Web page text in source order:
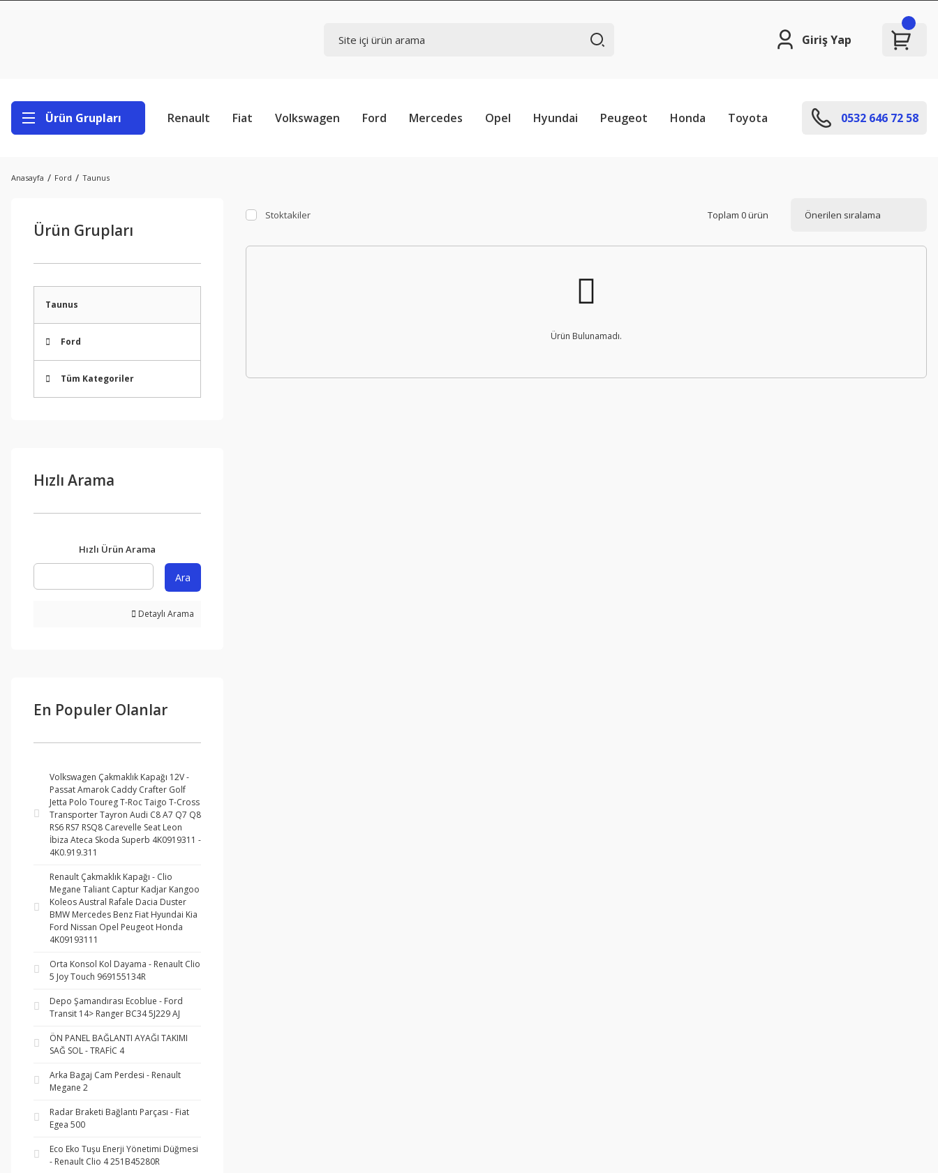
Giriş Yap
Ürün Grupları Renault Fiat Volkswagen Ford Mercedes Opel Hyundai Peugeot Honda Toyota 0532 646 72 58
Anasayfa Ford Taunus
Ürün Grupları
Taunus
Ford
Tüm Kategoriler
Hızlı Arama
Hızlı Ürün Arama
Ara
Detaylı Arama
En Populer Olanlar
Volkswagen Çakmaklık Kapağı 12V -
Passat Amarok Caddy Crafter Golf
Jetta Polo Toureg T-Roc Taigo T-Cross
Transporter Tayron Audi C8 A7 Q7 Q8
RS6 RS7 RSQ8 Carevelle Seat Leon
İbiza Ateca Skoda Superb 4K0919311 -
4K0.919.311
Renault Çakmaklık Kapağı - Clio
Megane Taliant Captur Kadjar Kangoo
Koleos Austral Rafale Dacia Duster
BMW Mercedes Benz Fiat Hyundai Kia
Ford Nissan Opel Peugeot Honda
4K09193111
Orta Konsol Kol Dayama - Renault Clio
5 Joy Touch 969155134R
Depo Şamandırası Ecoblue - Ford
Transit 14> Ranger BC34 5J229 AJ
ÖN PANEL BAĞLANTI AYAĞI TAKIMI
SAĞ SOL - TRAFİC 4
Arka Bagaj Cam Perdesi - Renault
Megane 2
Radar Braketi Bağlantı Parçası - Fiat
Egea 500
Eco Eko Tuşu Enerji Yönetimi Düğmesi
- Renault Clio 4 251B45280R
Stoktakiler Toplam 0 ürün
Ürün Bulunamadı.